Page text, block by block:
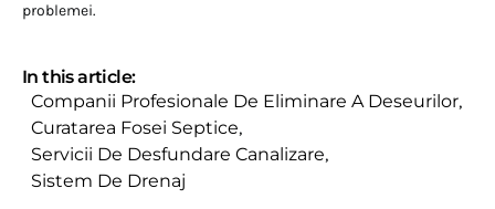
problemei.
In this article:
Companii Profesionale De Eliminare A Deseurilor,
Curatarea Fosei Septice,
Servicii De Desfundare Canalizare,
Sistem De Drenaj